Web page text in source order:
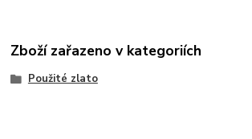
Zboží zařazeno v kategoriích
Použité zlato